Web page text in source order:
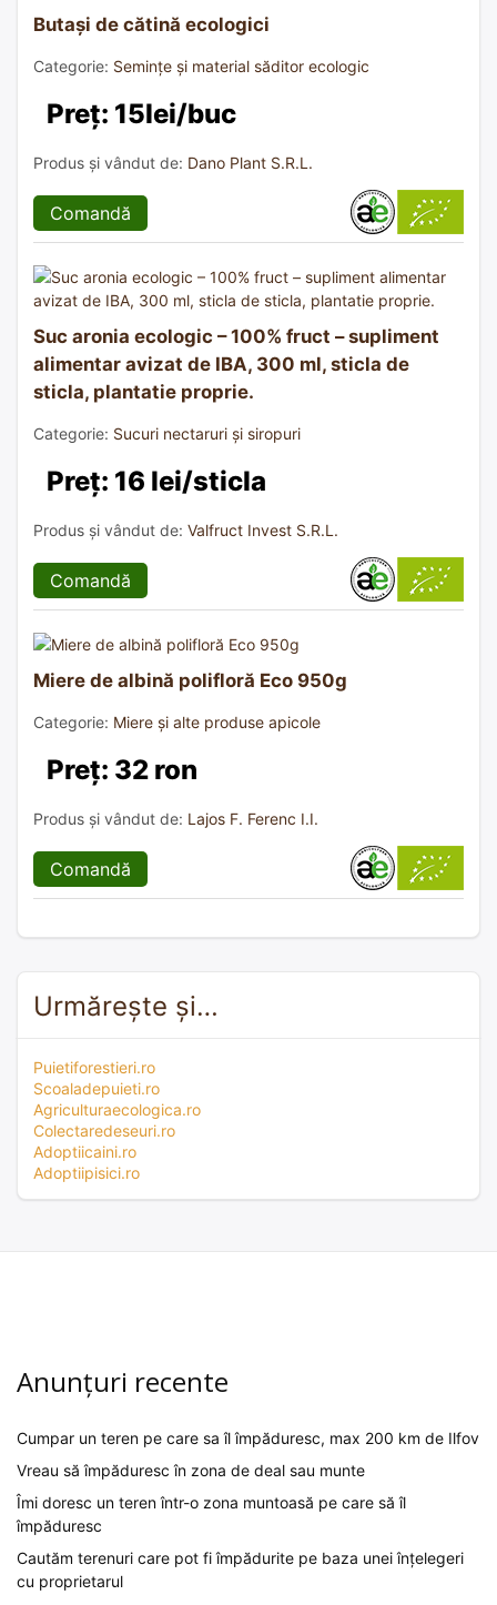
Butași de cătină ecologici
Categorie: Semințe și material săditor ecologic
Preț: 15lei/buc
Produs și vândut de: Dano Plant S.R.L.
Comandă
Suc aronia ecologic – 100% fruct – supliment
alimentar avizat de IBA, 300 ml, sticla de
sticla, plantatie proprie.
Categorie: Sucuri nectaruri și siropuri
Preț: 16 lei/sticla
Produs și vândut de: Valfruct Invest S.R.L.
Comandă
Miere de albină polifloră Eco 950g
Categorie: Miere și alte produse apicole
Preț: 32 ron
Produs și vândut de: Lajos F. Ferenc I.I.
Comandă
Urmărește și…
Puietiforestieri.ro
Scoaladepuieti.ro
Agriculturaecologica.ro
Colectaredeseuri.ro
Adoptiicaini.ro
Adoptiipisici.ro
Anunțuri recente
Cumpar un teren pe care sa îl împăduresc, max 200 km de Ilfov
Vreau să împăduresc în zona de deal sau munte
Îmi doresc un teren într-o zona muntoasă pe care să îl
împăduresc
Cautăm terenuri care pot fi împădurite pe baza unei înțelegeri
cu proprietarul